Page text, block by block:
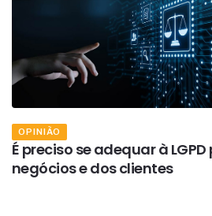
OPINIÃO
É preciso se adequar à
negócios e dos clientes